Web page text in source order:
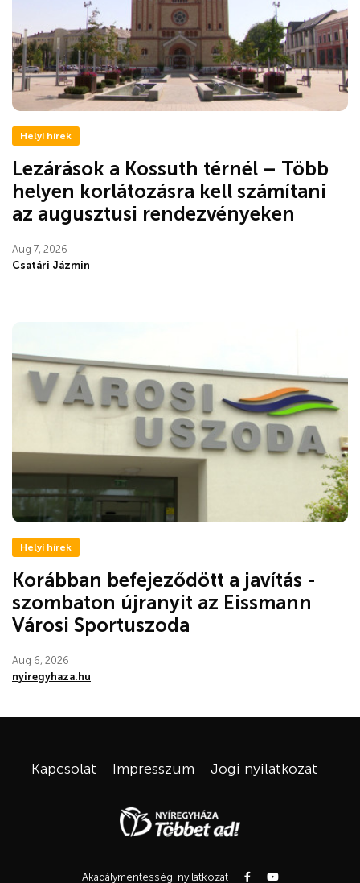
Helyi hírek
Lezárások a Kossuth térnél – Több
helyen korlátozásra kell számítani
az augusztusi rendezvényeken
Aug 7, 2026
Csatári Jázmin
Helyi hírek
Korábban befejeződött a javítás -
szombaton újranyit az Eissmann
Városi Sportuszoda
Aug 6, 2026
nyiregyhaza.hu
Kapcsolat Impresszum Jogi nyilatkozat
Akadálymentességi nyilatkozat